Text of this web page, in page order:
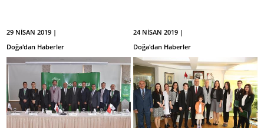
29 NİSAN 2019 |
Doğa'dan Haberler
24 NİSAN 2019 |
Doğa'dan Haberler